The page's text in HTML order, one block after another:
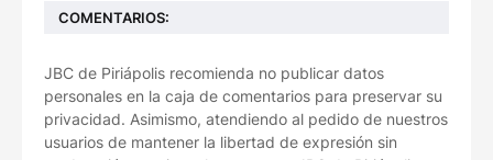
COMENTARIOS:
JBC de Piriápolis recomienda no publicar datos
personales en la caja de comentarios para preservar su
privacidad. Asimismo, atendiendo al pedido de nuestros
usuarios de mantener la libertad de expresión sin